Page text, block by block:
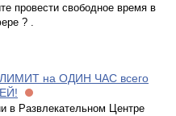
провести свободное время в
? .
на ОДИН ЧАС всего
в Развлекательном Центре